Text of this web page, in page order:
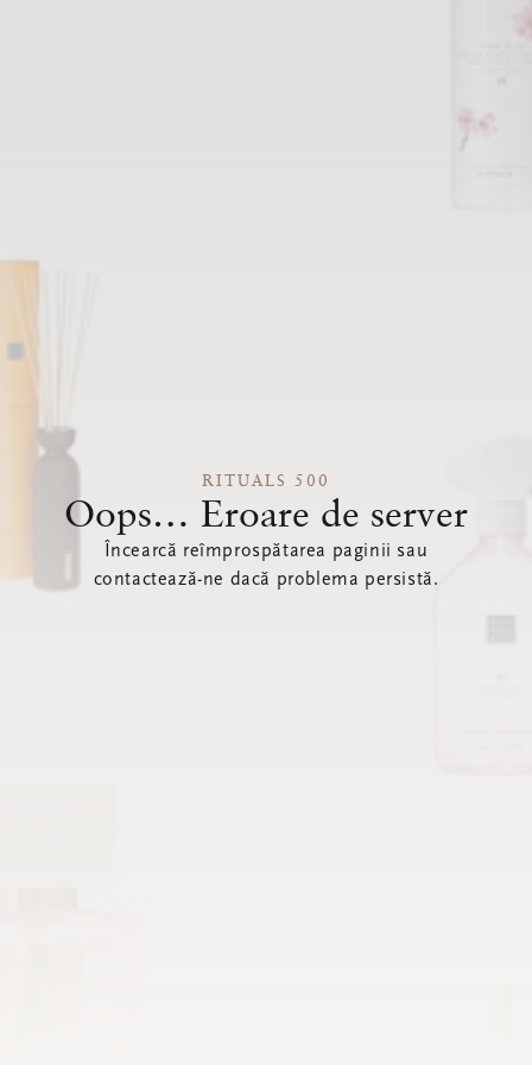
RITUALS 500
Oops… Eroare de server
Încearcă reîmprospătarea paginii sau
contactează-ne dacă problema persistă.